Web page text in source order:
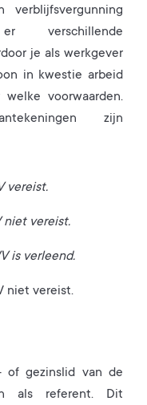
je als werkgever
in kwestie arbeid
voorwaarden.
zijn
vereist.
niet vereist.
is verleend.
niet vereist.
of gezinslid van de
als referent. Dit